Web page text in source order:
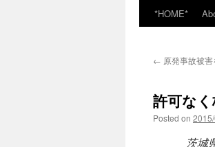
*HOME*
← 原発事故被
許可な
Posted on
茨城